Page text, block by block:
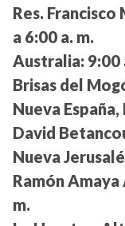
Res.
a 6:00 a. m.
Australia: 9:00
Brisas del
Nueva
David
Nueva
Ramón
m.